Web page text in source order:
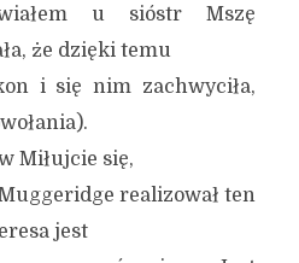
u sióstr Mszę
że dzięki temu
i się nim zachwyciła,
Miłujcie się,
realizował ten
jest